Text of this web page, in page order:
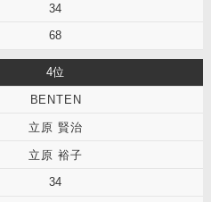
34
68
4位
BENTEN
立原 賢治
立原 裕子
34